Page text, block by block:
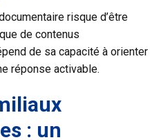
risque d’être
de contenus
de sa capacité à orienter
réponse activable.
: un